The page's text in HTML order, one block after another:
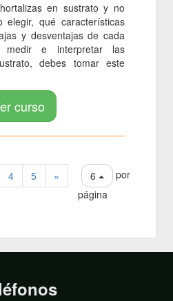
en sustrato y no
elegir, qué características
y desventajas de cada
e interpretar las
debes tomar este
curso
4 5
»
6
por
página